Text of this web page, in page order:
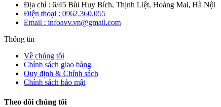
Địa chỉ : 6/45 Bùi Huy Bích, Thịnh Liệt, Hoàng Mai, Hà Nội
Điện thoại : 0962.360.055
Email : infoavv.vn@gmail.com
Thông tin
Về chúng tôi
Chính sách giao hàng
Quy định & Chính sách
Chính sách bảo mật
Theo dõi chúng tôi